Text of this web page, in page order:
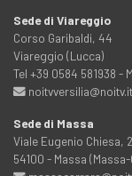
Sede di Viareggio
Corso Garibaldi, 44
Viareggio (Lucca)
Tel +39 0584 581938 -
noitvversilia@noitv.it
Sede di Massa
Viale Eugenio Chiesa,
54100 - Massa